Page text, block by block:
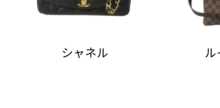
シャネル